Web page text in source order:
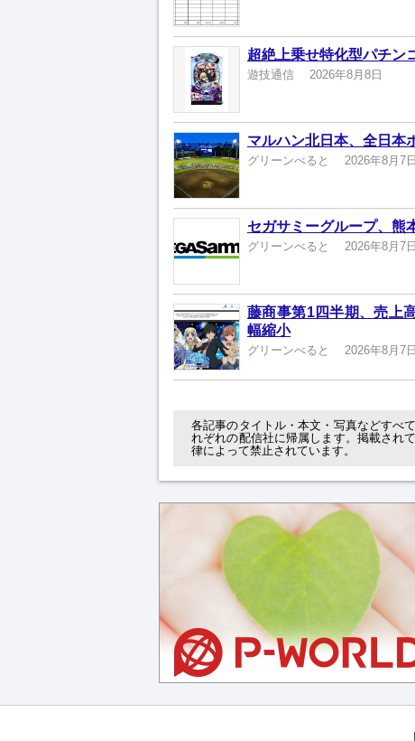
超絶上乗せ特化型パチン
遊技通信 2026年8月8日
マルハン北日本、全日
グリーンべると 2026年8月7日
セガサミーグループ、熊
グリーンべると 2026年8月7日
藤商事第1四半期、売上
幅縮小
グリーンべると 2026年8月7日
各記事のタイトル・本文・写真などすべ
れぞれの配信社に帰属します。掲載され
律によって禁止されています。